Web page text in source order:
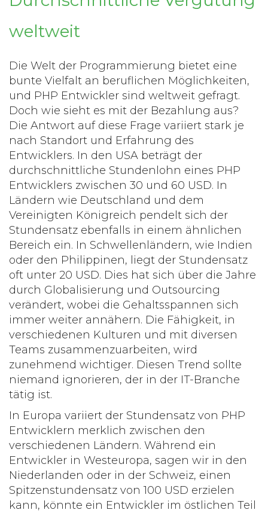
weltweit
Die Welt der Programmierung bietet eine
bunte Vielfalt an beruflichen Möglichkeiten,
und PHP Entwickler sind weltweit gefragt.
Doch wie sieht es mit der Bezahlung aus?
Die Antwort auf diese Frage variiert stark je
nach Standort und Erfahrung des
Entwicklers. In den USA beträgt der
durchschnittliche Stundenlohn eines PHP
Entwicklers zwischen 30 und 60 USD. In
Ländern wie Deutschland und dem
Vereinigten Königreich pendelt sich der
Stundensatz ebenfalls in einem ähnlichen
Bereich ein. In Schwellenländern, wie Indien
oder den Philippinen, liegt der Stundensatz
oft unter 20 USD. Dies hat sich über die Jahre
durch Globalisierung und Outsourcing
verändert, wobei die Gehaltsspannen sich
immer weiter annähern. Die Fähigkeit, in
verschiedenen Kulturen und mit diversen
Teams zusammenzuarbeiten, wird
zunehmend wichtiger. Diesen Trend sollte
niemand ignorieren, der in der IT-Branche
tätig ist.
In Europa variiert der Stundensatz von PHP
Entwicklern merklich zwischen den
verschiedenen Ländern. Während ein
Entwickler in Westeuropa, sagen wir in den
Niederlanden oder in der Schweiz, einen
Spitzenstundensatz von 100 USD erzielen
kann, könnte ein Entwickler im östlichen Teil